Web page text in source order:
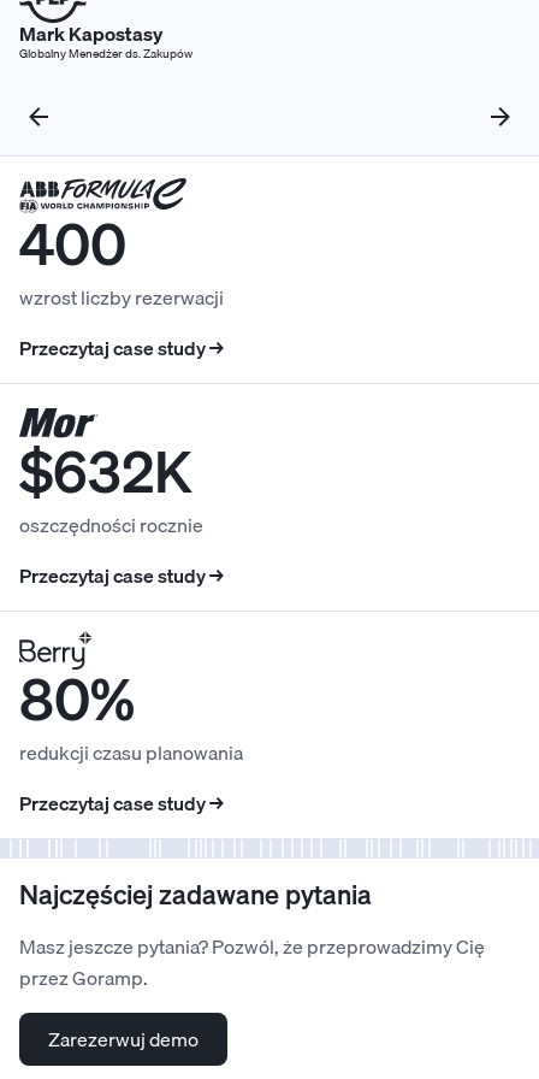
Mark Kapostasy
Globalny Menedżer ds. Zakupów
400
wzrost liczby rezerwacji
Przeczytaj case study →
$632K
oszczędności rocznie
Przeczytaj case study →
80%
redukcji czasu planowania
Przeczytaj case study →
Najczęściej zadawane pytania
Masz jeszcze pytania? Pozwól, że przeprowadzimy Cię
przez Goramp.
Zarezerwuj demo